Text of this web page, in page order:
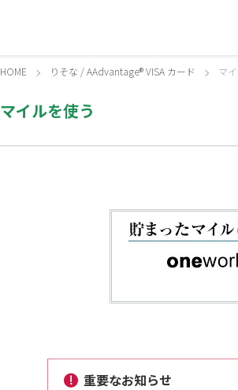
HOME りそな / AAdvantage® VISA カード マ
マイルを使う
重要なお知らせ